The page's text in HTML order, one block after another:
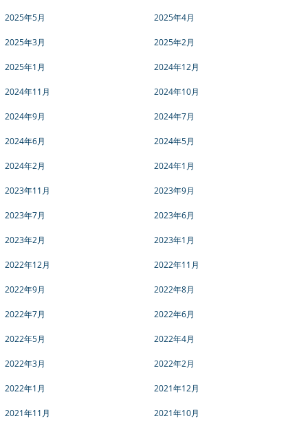
2025年5月 2025年4月
2025年3月 2025年2月
2025年1月 2024年12月
2024年11月 2024年10月
2024年9月 2024年7月
2024年6月 2024年5月
2024年2月 2024年1月
2023年11月 2023年9月
2023年7月 2023年6月
2023年2月 2023年1月
2022年12月 2022年11月
2022年9月 2022年8月
2022年7月 2022年6月
2022年5月 2022年4月
2022年3月 2022年2月
2022年1月 2021年12月
2021年11月 2021年10月